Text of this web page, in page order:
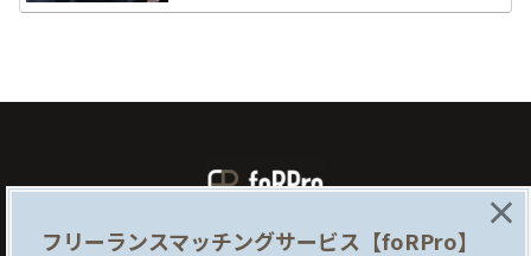
foRProとは 企業様はこちら
フリーランスマッチングサービス【foRPro】
×